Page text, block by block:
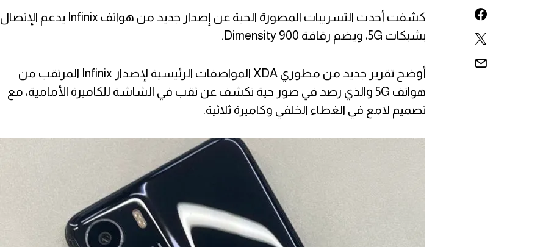
كشفت أحدث التسريبات المصورة الحية عن إصدار جديد من هواتف Infinix يدعم الإتصال
بشبكات 5G، ويضم رقاقة Dimensity 900.
أوضح تقرير جديد من مطوري XDA المواصفات الرئيسية لإصدار Infinix المرتقب من
هواتف 5G والذي رصد في صور حية تكشف عن ثقب في الشاشة للكاميرة الأمامية، مع
تصميم لامع في الغطاء الخلفي وكاميرة ثلاثية.